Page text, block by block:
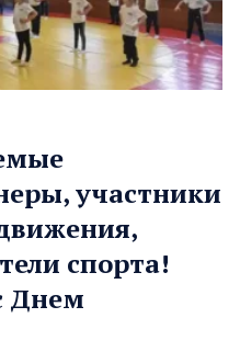
участники
спорта!
Днем